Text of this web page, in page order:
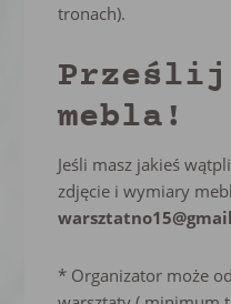
tronach).
mebla!
Jeśli masz jakieś
zdjęcie i wymiary
* Organizator może